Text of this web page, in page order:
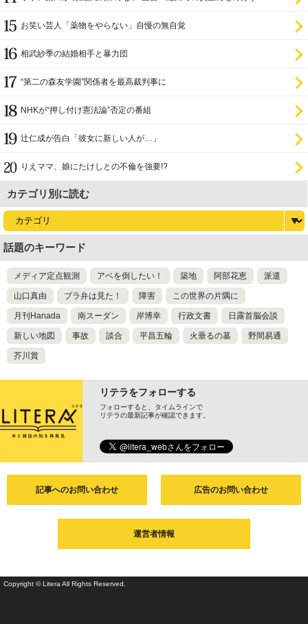
お笑い芸人「薬物をやらない」自慢の無自覚
相武紗季の結婚相手と暴力団
“第二の森友学園”関係者を最高裁判事に
NHKが“押し付け憲法論”否定の番組
辻仁成が告白「彼女に新しい人が…」
りえママ、娘にたけしとの不倫を強要!?
カテゴリ別に読む
話題のキーワード
メディア定点観測 アベを倒したい！ 築地 阿部花恵 派遣
山口真由 ブラ弁は見た！ 障害 この世界の片隅に
月刊Hanada 南スーダン 岸博幸 行政文書 日露首脳会談
新しい地図 事故 談合 平昌五輪 火垂るの墓 野間易通
芥川賞
リテラをフォローする
フォローすると、タイムラインで
リテラの最新記事が確認できます。
記事へのお問い合わせ 広告のお問い合わせ
運営者情報
Copyright © Litera All Rights Reserved.